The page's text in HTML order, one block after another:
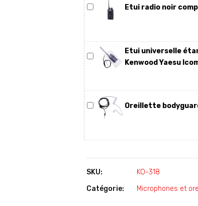
Etui radio noir
Etui universelle
Kenwood Yaesu
Oreillette
SKU:
KO-318
Catégorie:
Microphones et